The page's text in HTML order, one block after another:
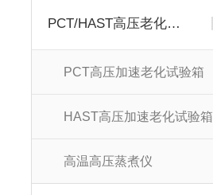
PCT/HAST高压老化试验箱
PCT高压加速老化试验箱
HAST高压加速老化试验箱
高温高压蒸煮仪